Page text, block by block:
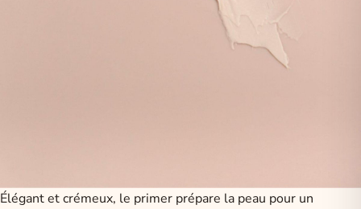
Élégant et crémeux, le primer prépare la peau pour un